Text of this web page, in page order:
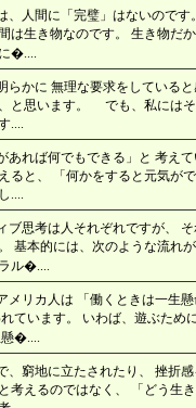
、人間に「完璧」はないので
は生き物なのです。 生き物だ
�....
らかに 無理な要求をしている
と思います。 でも、私には
....
あれば何でもできる」と 考え
ると、 「何かをすると元気が
....
ブ思考は人それぞれですが、
基本的には、次のような流れ
ル�....
メリカ人は 「働くときは一生
ています。 いわば、遊ぶため
懸�....
、窮地に立たされたり、 挫折
考えるのではなく、 「どう生